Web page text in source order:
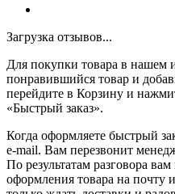
Загрузка отзывов...
Для покупки товара в нашем
понравившийся товар и
перейдите в Корзину и
«Быстрый заказ».
Когда оформляете быстрый
e-mail. Вам перезвонит
По результатам разговора
оформления товара на почту